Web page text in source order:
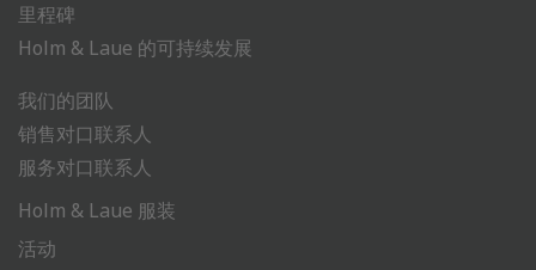
里程碑
Holm & Laue 的可持续发展
我们的团队
销售对口联系人
服务对口联系人
Holm & Laue 服装
活动